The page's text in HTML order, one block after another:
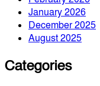
January 2026
December 2025
August 2025
Categories